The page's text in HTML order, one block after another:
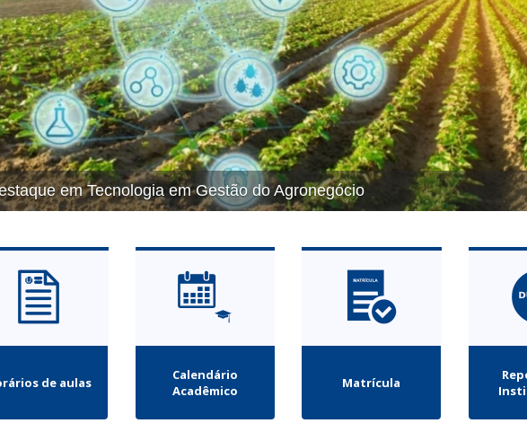
em Tecnologia em Gestão do Agronegócio
de aulas
Calendário
Acadêmico
Matrícula